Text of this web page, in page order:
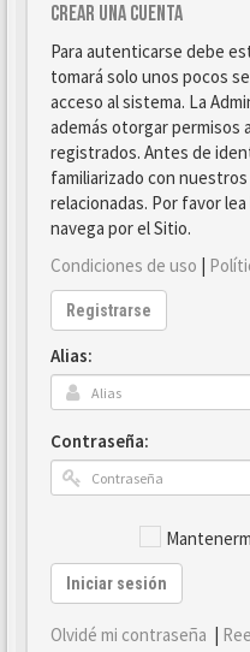
Crear una cuenta
Para autenticarse debe
tomará solo unos pocos
acceso al sistema. La
además otorgar permisos
registrados. Antes de
familiarizado con
relacionadas. Por favor
navega por el Sitio.
Condiciones de uso |
Registrarse
Alias:
Contraseña:
Iniciar sesión
Olvidé mi contraseña |